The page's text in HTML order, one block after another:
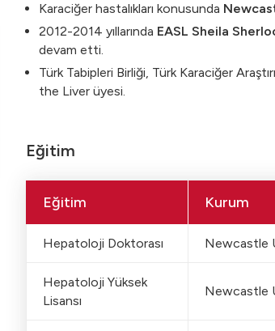
Karaciğer hastalıkları konusunda
2012-2014 yıllarında EASL Sheila
devam etti.
Türk Tabipleri Birliği, Türk Karaciğer
the Liver üyesi.
Eğitim
Eğitim Kurum
Hepatoloji Doktorası Newcastle
Hepatoloji Yüksek
Lisansı
Newcastle